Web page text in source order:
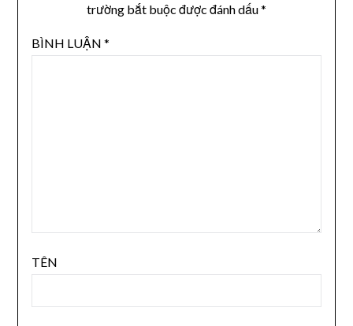
trường bắt buộc được đánh dấu*
BÌNH LUẬN *
TÊN